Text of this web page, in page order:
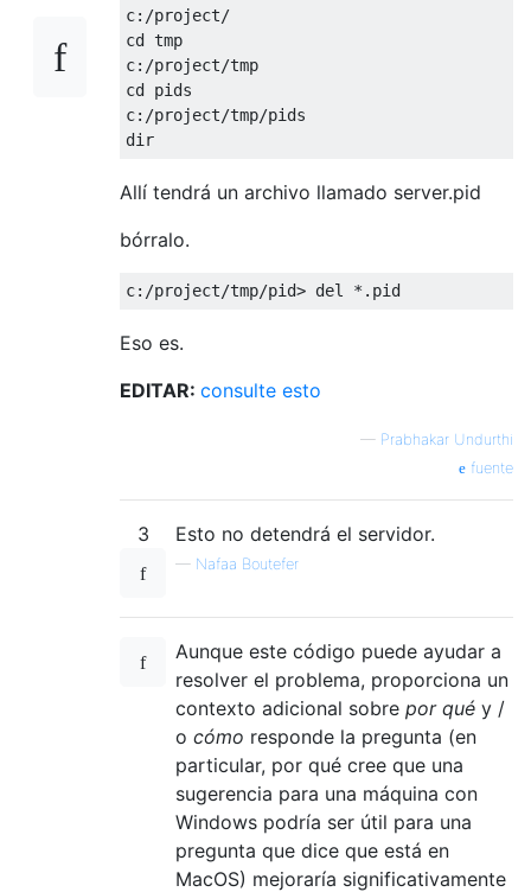
c: /project/
cd tmp
c: /project/tmp
cd pids
c: /project/tmp/pids
dir
Allí tendrá un archivo llamado server.pid
bórralo.
c: /project/tmp/pid> del *. pid
Eso es.
EDITAR: consulte esto
— Prabhakar Undurthi
fuente
3 Esto no detendrá el servidor.
— Nafaa Boutefer
Aunque este código puede ayudar a
resolver el problema, proporciona un
contexto adicional sobre por qué y /
o cómo responde la pregunta (en
particular, por qué cree que una
sugerencia para una máquina con
Windows podría ser útil para una
pregunta que dice que está en
MacOS) mejoraría significativamente